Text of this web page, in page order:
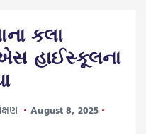
કલા
હાઈસ્કૂલના
August 8, 2025